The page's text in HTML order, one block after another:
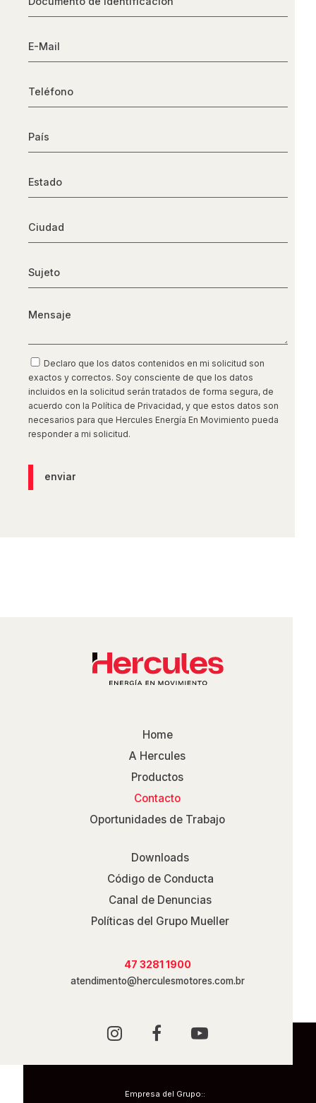
Declaro que los datos contenidos en mi solicitud son
exactos y correctos. Soy consciente de que los datos
incluidos en la solicitud serán tratados de forma segura, de
acuerdo con la Política de Privacidad, y que estos datos son
necesarios para que Hercules Energía En Movimiento pueda
responder a mi solicitud.
enviar
Home
A Hercules
Productos
Contacto
Oportunidades de Trabajo
Downloads
Código de Conducta
Canal de Denuncias
Políticas del Grupo Mueller
47 3281 1900
atendimento@herculesmotores.com.br
Empresa del Grupo::